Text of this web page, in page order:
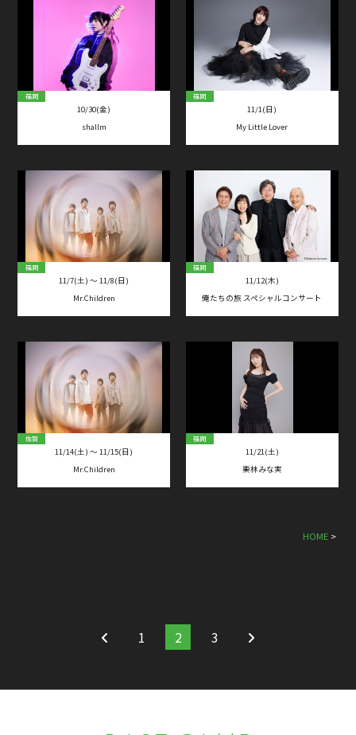
福岡
10/30(金)
shallm
福岡
11/1(日)
My Little Lover
福岡
11/7(土) 〜 11/8(日)
Mr.Children
福岡
11/12(木)
俺たちの旅 スペシャルコンサート
佐賀
11/14(土) 〜 11/15(日)
Mr.Children
福岡
11/21(土)
栗林みな実
HOME>
1 2 3